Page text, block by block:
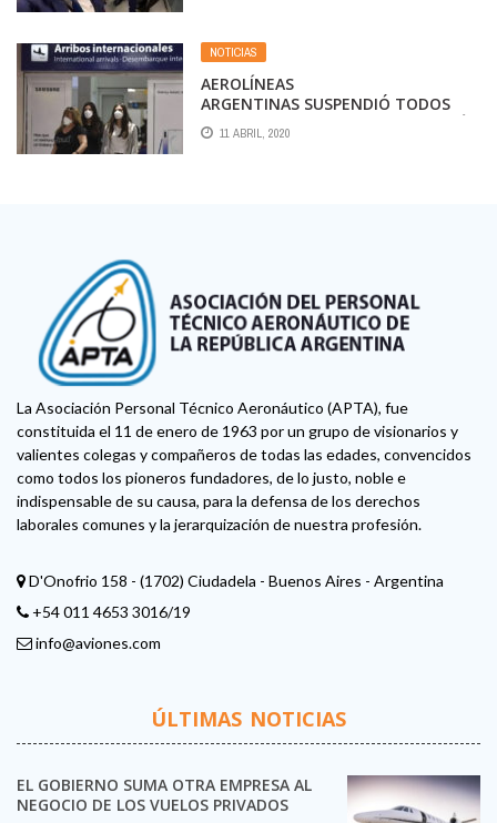
NOTICIAS
AEROLÍNEAS
ARGENTINAS SUSPENDIÓ TODOS
SUS VUELOS COMERCIALES Y PREVÉ
UNA OPERACIÓN MÍNIMA EN MAYO Y
11 ABRIL, 2020
La Asociación Personal Técnico Aeronáutico (APTA), fue
constituida el 11 de enero de 1963 por un grupo de visionarios y
valientes colegas y compañeros de todas las edades, convencidos
como todos los pioneros fundadores, de lo justo, noble e
indispensable de su causa, para la defensa de los derechos
laborales comunes y la jerarquización de nuestra profesión.
D'Onofrio 158 - (1702) Ciudadela - Buenos Aires - Argentina
+54 011 4653 3016/19
info@aviones.com
ÚLTIMAS NOTICIAS
EL GOBIERNO SUMA OTRA EMPRESA AL
NEGOCIO DE LOS VUELOS PRIVADOS